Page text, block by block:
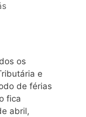
os
e
de férias
fica
abril,